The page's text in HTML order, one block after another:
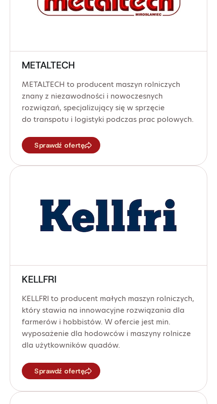
METALTECH
METALTECH to producent maszyn rolniczych
znany z niezawodności i nowoczesnych
rozwiązań, specjalizujący się w sprzęcie
do transpotu i logistyki podczas prac polowych.
Sprawdź ofertę
KELLFRI
KELLFRI to producent małych maszyn rolniczych,
który stawia na innowacyjne rozwiązania dla
farmerów i hobbistów. W ofercie jest min.
wyposażenie dla hodowców i maszyny rolnicze
dla użytkowników quadów.
Sprawdź ofertę